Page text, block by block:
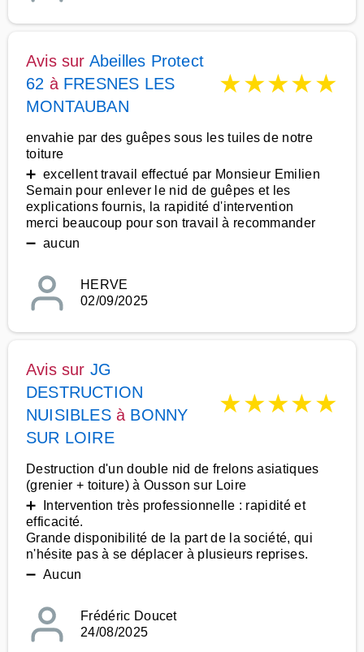
Avis sur Abeilles Protect
62 à FRESNES LES
MONTAUBAN
★★★★★
envahie par des guêpes sous les tuiles de notre
toiture
➕ excellent travail effectué par Monsieur Emilien
Semain pour enlever le nid de guêpes et les
explications fournis, la rapidité d'intervention
merci beaucoup pour son travail à recommander
➖ aucun
HERVE
02/09/2025
Avis sur JG
DESTRUCTION
NUISIBLESà BONNY
SUR LOIRE
★★★★★
Destruction d'un double nid de frelons asiatiques
(grenier + toiture) à Ousson sur Loire
➕ Intervention très professionnelle : rapidité et
efficacité.
Grande disponibilité de la part de la société, qui
n'hésite pas à se déplacer à plusieurs reprises.
➖ Aucun
Frédéric Doucet
24/08/2025